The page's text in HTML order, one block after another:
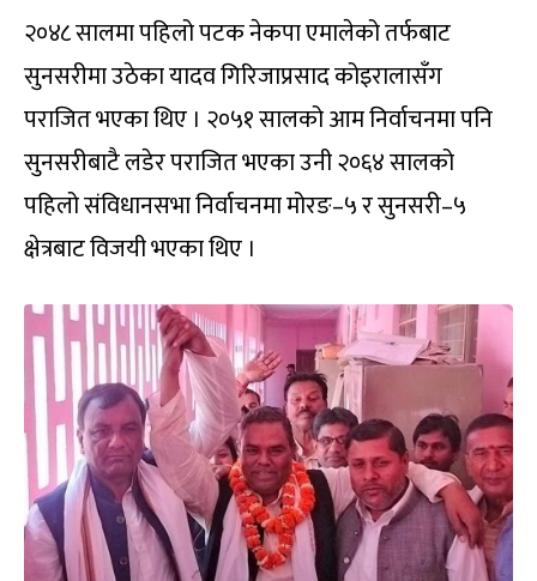
२०४८ सालमा पहिलो पटक नेकपा एमालेको तर्फबाट
सुनसरीमा उठेका यादव गिरिजाप्रसाद कोइरालासँग
पराजित भएका थिए । २०५१ सालको आम निर्वाचनमा पनि
सुनसरीबाटै लडेर पराजित भएका उनी २०६४ सालको
पहिलो संविधानसभा निर्वाचनमा मोरङ–५ र सुनसरी–५
क्षेत्रबाट विजयी भएका थिए ।